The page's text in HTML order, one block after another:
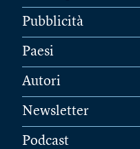
Pubblicità
Paesi
Autori
Newsletter
Podcast